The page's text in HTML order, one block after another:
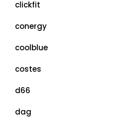
clickfit
conergy
coolblue
costes
d66
dag